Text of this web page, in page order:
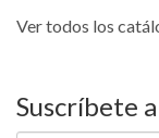
Ver todos los
Suscríbete